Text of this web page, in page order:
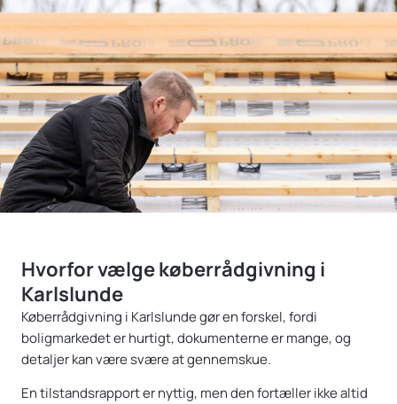
Hvorfor vælge køberrådgivning i
Karlslunde
Køberrådgivning i Karlslunde gør en forskel, fordi
boligmarkedet er hurtigt, dokumenterne er mange, og
detaljer kan være svære at gennemskue.
En tilstandsrapport er nyttig, men den fortæller ikke altid